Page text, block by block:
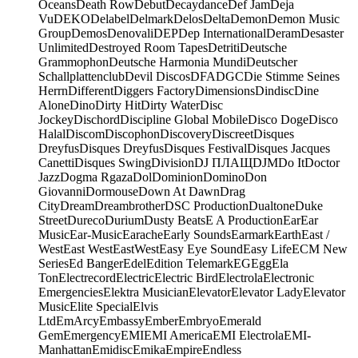
OceansDeath RowDebutDecaydanceDef JamDeja
VuDEKODelabelDelmarkDelosDeltaDemonDemon Music
GroupDemosDenovaliDEPDep InternationalDeramDesaster
UnlimitedDestroyed Room TapesDetritiDeutsche
GrammophonDeutsche Harmonia MundiDeutscher
SchallplattenclubDevil DiscosDFADGCDie Stimme Seines
HerrnDifferentDiggers FactoryDimensionsDindiscDine
AloneDinoDirty HitDirty WaterDisc
JockeyDischordDiscipline Global MobileDisco DogeDisco
HalalDiscomDiscophonDiscoveryDiscreetDisques
DreyfusDisques DreyfusDisques FestivalDisques Jacques
CanettiDisques SwingDivisionDJ ПЛАЩDJMDo ItDoctor
JazzDogma RgazaDolDominionDominoDon
GiovanniDormouseDown At DawnDrag
CityDreamDreambrotherDSC ProductionDualtoneDuke
StreetDurecoDuriumDusty BeatsE A ProductionEarEar
MusicEar-MusicEaracheEarly SoundsEarmarkEarthEast /
WestEast WestEastWestEasy Eye SoundEasy LifeECM New
SeriesEd BangerEdelEdition TelemarkEGEggEla
TonElectrecordElectricElectric BirdElectrolaElectronic
EmergenciesElektra MusicianElevatorElevator LadyElevator
MusicElite SpecialElvis
LtdEmArcyEmbassyEmberEmbryoEmerald
GemEmergencyEMIEMI AmericaEMI ElectrolaEMI-
ManhattanEmidiscEmikaEmpireEndless